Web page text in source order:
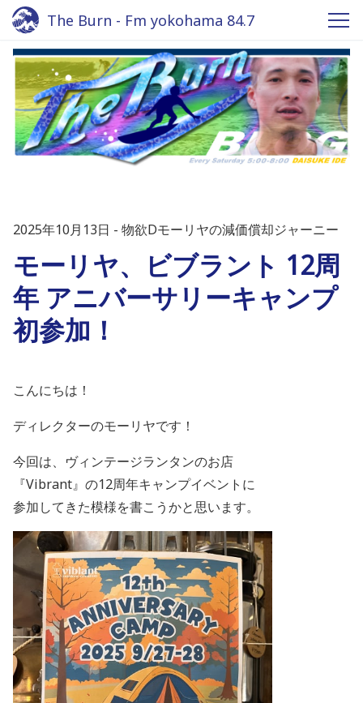
The Burn - Fm yokohama 84.7
2025年10月13日 物欲Dモーリヤの減価償却ジャーニー
モーリヤ、ビブラント 12周
年 アニバーサリーキャンプ
初参加！
こんにちは！
ディレクターのモーリヤです！
今回は、ヴィンテージランタンのお店
『Vibrant』の12周年キャンプイベントに
参加してきた模様を書こうかと思います。